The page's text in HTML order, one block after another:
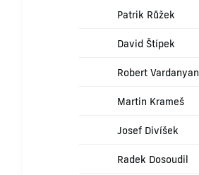
Patrik Růžek
David Štípek
Robert Vardanyan
Martin Krameš
Josef Divíšek
Radek Dosoudil